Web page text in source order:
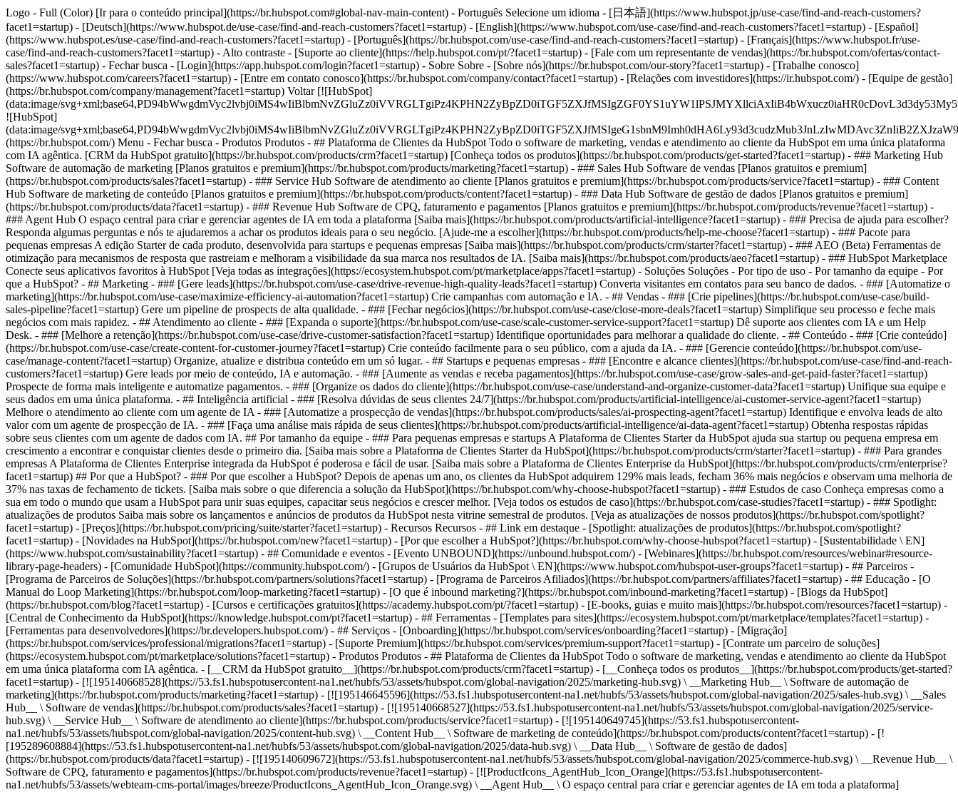
Logo - Full (Color) [Ir para o conteúdo principal](https://br.hubspot.com#global-nav-main-content) - Português Selecione um idioma - [日本語](https://www.hubspot.jp/use-case/find-and-reach-customers?
facet1=startup) - [Deutsch](https://www.hubspot.de/use-case/find-and-reach-customers?facet1=startup) - [English](https://www.hubspot.com/use-case/find-and-reach-customers?facet1=startup) - [Español]
(https://www.hubspot.es/use-case/find-and-reach-customers?facet1=startup) - [Português](https://br.hubspot.com/use-case/find-and-reach-customers?facet1=startup) - [Français](https://www.hubspot.fr/use-
case/find-and-reach-customers?facet1=startup) - Alto contraste - [Suporte ao cliente](https://help.hubspot.com/pt/?facet1=startup) - [Fale com um representante de vendas](https://br.hubspot.com/ofertas/contact-
sales?facet1=startup) - Fechar busca - [Login](https://app.hubspot.com/login?facet1=startup) - Sobre Sobre - [Sobre nós](https://br.hubspot.com/our-story?facet1=startup) - [Trabalhe conosco]
(https://www.hubspot.com/careers?facet1=startup) - [Entre em contato conosco](https://br.hubspot.com/company/contact?facet1=startup) - [Relações com investidores](https://ir.hubspot.com/) - [Equipe de gestão]
(https://br.hubspot.com/company/management?facet1=startup) Voltar [![HubSpot]
(data:image/
![HubSpot]
(data:image/
(https://br.hubspot.com/) Menu - Fechar busca - Produtos Produtos - ## Plataforma de Clientes da HubSpot Todo o software de marketing, vendas e atendimento ao cliente da HubSpot em uma única plataforma
com IA agêntica. [CRM da HubSpot gratuito](https://br.hubspot.com/products/crm?facet1=startup) [Conheça todos os produtos](https://br.hubspot.com/products/get-started?facet1=startup) - ### Marketing Hub
Software de automação de marketing [Planos gratuitos e premium](https://br.hubspot.com/products/marketing?facet1=startup) - ### Sales Hub Software de vendas [Planos gratuitos e premium]
(https://br.hubspot.com/products/sales?facet1=startup) - ### Service Hub Software de atendimento ao cliente [Planos gratuitos e premium](https://br.hubspot.com/products/service?facet1=startup) - ### Content
Hub Software de marketing de conteúdo [Planos gratuitos e premium](https://br.hubspot.com/products/content?facet1=startup) - ### Data Hub Software de gestão de dados [Planos gratuitos e premium]
(https://br.hubspot.com/products/data?facet1=startup) - ### Revenue Hub Software de CPQ, faturamento e pagamentos [Planos gratuitos e premium](https://br.hubspot.com/products/revenue?facet1=startup) -
### Agent Hub O espaço central para criar e gerenciar agentes de IA em toda a plataforma [Saiba mais](https://br.hubspot.com/products/artificial-intelligence?facet1=startup) - ### Precisa de ajuda para escolher?
Responda algumas perguntas e nós te ajudaremos a achar os produtos ideais para o seu negócio. [Ajude-me a escolher](https://br.hubspot.com/products/help-me-choose?facet1=startup) - ### Pacote para
pequenas empresas A edição Starter de cada produto, desenvolvida para startups e pequenas empresas [Saiba mais](https://br.hubspot.com/products/crm/starter?facet1=startup) - ### AEO (Beta) Ferramentas de
otimização para mecanismos de resposta que rastreiam e melhoram a visibilidade da sua marca nos resultados de IA. [Saiba mais](https://br.hubspot.com/products/aeo?facet1=startup) - ### HubSpot Marketplace
Conecte seus aplicativos favoritos à HubSpot [Veja todas as integrações](https://ecosystem.hubspot.com/pt/marketplace/apps?facet1=startup) - Soluções Soluções - Por tipo de uso - Por tamanho da equipe - Por
que a HubSpot? - ## Marketing - ### [Gere leads](https://br.hubspot.com/use-case/drive-revenue-high-quality-leads?facet1=startup) Converta visitantes em contatos para seu banco de dados. - ### [Automatize o
marketing](https://br.hubspot.com/use-case/maximize-efficiency-ai-automation?facet1=startup) Crie campanhas com automação e IA. - ## Vendas - ### [Crie pipelines](https://br.hubspot.com/use-case/build-
sales-pipeline?facet1=startup) Gere um pipeline de prospects de alta qualidade. - ### [Fechar negócios](https://br.hubspot.com/use-case/close-more-deals?facet1=startup) Simplifique seu processo e feche mais
negócios com mais rapidez. - ## Atendimento ao cliente - ### [Expanda o suporte](https://br.hubspot.com/use-case/scale-customer-service-support?facet1=startup) Dê suporte aos clientes com IA e um Help
Desk. - ### [Melhore a retenção](https://br.hubspot.com/use-case/drive-customer-satisfaction?facet1=startup) Identifique oportunidades para melhorar a qualidade do cliente. - ## Conteúdo - ### [Crie conteúdo]
(https://br.hubspot.com/use-case/create-content-for-customer-journey?facet1=startup) Crie conteúdo facilmente para o seu público, com a ajuda da IA. - ### [Gerencie conteúdo](https://br.hubspot.com/use-
case/manage-content?facet1=startup) Organize, atualize e distribua conteúdo em um só lugar. - ## Startups e pequenas empresas - ### [Encontre e alcance clientes](https://br.hubspot.com/use-case/find-and-reach-
customers?facet1=startup) Gere leads por meio de conteúdo, IA e automação. - ### [Aumente as vendas e receba pagamentos](https://br.hubspot.com/use-case/grow-sales-and-get-paid-faster?facet1=startup)
Prospecte de forma mais inteligente e automatize pagamentos. - ### [Organize os dados do cliente](https://br.hubspot.com/use-case/understand-and-organize-customer-data?facet1=startup) Unifique sua equipe e
seus dados em uma única plataforma. - ## Inteligência artificial - ### [Resolva dúvidas de seus clientes 24/7](https://br.hubspot.com/products/artificial-intelligence/ai-customer-service-agent?facet1=startup)
Melhore o atendimento ao cliente com um agente de IA - ### [Automatize a prospecção de vendas](https://br.hubspot.com/products/sales/ai-prospecting-agent?facet1=startup) Identifique e envolva leads de alto
valor com um agente de prospecção de IA. - ### [Faça uma análise mais rápida de seus clientes](https://br.hubspot.com/products/artificial-intelligence/ai-data-agent?facet1=startup) Obtenha respostas rápidas
sobre seus clientes com um agente de dados com IA. ## Por tamanho da equipe - ### Para pequenas empresas e startups A Plataforma de Clientes Starter da HubSpot ajuda sua startup ou pequena empresa em
crescimento a encontrar e conquistar clientes desde o primeiro dia. [Saiba mais sobre a Plataforma de Clientes Starter da HubSpot](https://br.hubspot.com/products/crm/starter?facet1=startup) - ### Para grandes
empresas A Plataforma de Clientes Enterprise integrada da HubSpot é poderosa e fácil de usar. [Saiba mais sobre a Plataforma de Clientes Enterprise da HubSpot](https://br.hubspot.com/products/crm/enterprise?
facet1=startup) ## Por que a HubSpot? - ### Por que escolher a HubSpot? Depois de apenas um ano, os clientes da HubSpot adquirem 129% mais leads, fecham 36% mais negócios e observam uma melhoria de
37% nas taxas de fechamento de tickets. [Saiba mais sobre o que diferencia a solução da HubSpot](https://br.hubspot.com/why-choose-hubspot?facet1=startup) - ### Estudos de caso Conheça empresas como a
sua em todo o mundo que usam a HubSpot para unir suas equipes, capacitar seus negócios e crescer melhor. [Veja todos os estudos de caso](https://br.hubspot.com/case-studies?facet1=startup) - ### Spotlight:
atualizações de produtos Saiba mais sobre os lançamentos e anúncios de produtos da HubSpot nesta vitrine semestral de produtos. [Veja as atualizações de nossos produtos](https://br.hubspot.com/spotlight?
facet1=startup) - [Preços](https://br.hubspot.com/pricing/suite/starter?facet1=startup) - Recursos Recursos - ## Link em destaque - [Spotlight: atualizações de produtos](https://br.hubspot.com/spotlight?
facet1=startup) - [Novidades na HubSpot](https://br.hubspot.com/new?facet1=startup) - [Por que escolher a HubSpot?](https://br.hubspot.com/why-choose-hubspot?facet1=startup) - [Sustentabilidade \ EN]
(https://www.hubspot.com/sustainability?facet1=startup) - ## Comunidade e eventos - [Evento UNBOUND](https://unbound.hubspot.com/) - [Webinares](https://br.hubspot.com/resources/webinar#resource-
library-page-headers) - [Comunidade HubSpot](https://community.hubspot.com/) - [Grupos de Usuários da HubSpot \ EN](https://www.hubspot.com/hubspot-user-groups?facet1=startup) - ## Parceiros -
[Programa de Parceiros de Soluções](https://br.hubspot.com/partners/solutions?facet1=startup) - [Programa de Parceiros Afiliados](https://br.hubspot.com/partners/affiliates?facet1=startup) - ## Educação - [O
Manual do Loop Marketing](https://br.hubspot.com/loop-marketing?facet1=startup) - [O que é inbound marketing?](https://br.hubspot.com/inbound-marketing?facet1=startup) - [Blogs da HubSpot]
(https://br.hubspot.com/blog?facet1=startup) - [Cursos e certificações gratuitos](https://academy.hubspot.com/pt/?facet1=startup) - [E-books, guias e muito mais](https://br.hubspot.com/resources?facet1=startup) -
[Central de Conhecimento da HubSpot](https://knowledge.hubspot.com/pt?facet1=startup) - ## Ferramentas - [Templates para sites](https://ecosystem.hubspot.com/pt/marketplace/templates?facet1=startup) -
[Ferramentas para desenvolvedores](https://br.developers.hubspot.com/) - ## Serviços - [Onboarding](https://br.hubspot.com/services/onboarding?facet1=startup) - [Migração]
(https://br.hubspot.com/services/professional/migrations?facet1=startup) - [Suporte Premium](https://br.hubspot.com/services/premium-support?facet1=startup) - [Contrate um parceiro de soluções]
(https://ecosystem.hubspot.com/pt/marketplace/solutions?facet1=startup) - Produtos Produtos - ## Plataforma de Clientes da HubSpot Todo o software de marketing, vendas e atendimento ao cliente da HubSpot em uma única plataforma com IA agêntica. - [__CRM da HubSpot gratuito__](https://br.hubspot.com/products/crm?facet1=startup) - [__Conheça todos os produtos__](https://br.hubspot.com/products/get-started?facet1=startup) - [![195140668528](https://53.fs1.hubspotusercontent-na1.net/hubfs/53/assets/hubspot.com/global-navigation/2025/marketing-hub.svg) \ __Marketing Hub__ \ Software de automação de marketing](https://br.hubspot.com/products/marketing?facet1=startup) - [![195146645596](https://53.fs1.hubspotusercontent-na1.net/hubfs/53/assets/hubspot.com/global-navigation/2025/sales-hub.svg) \ __Sales Hub__ \ Software de vendas](https://br.hubspot.com/products/sales?facet1=startup) - [![195140668527](https://53.fs1.hubspotusercontent-na1.net/hubfs/53/assets/hubspot.com/global-navigation/2025/service-hub.svg) \ __Service Hub__ \ Software de atendimento ao cliente](https://br.hubspot.com/products/service?facet1=startup) - [![195140649745](https://53.fs1.hubspotusercontent-na1.net/hubfs/53/assets/hubspot.com/global-navigation/2025/content-hub.svg) \ __Content Hub__ \ Software de marketing de conteúdo](https://br.hubspot.com/products/content?facet1=startup) - [![195289608884](https://53.fs1.hubspotusercontent-na1.net/hubfs/53/assets/hubspot.com/global-navigation/2025/data-hub.svg) \ __Data Hub__ \ Software de gestão de dados](https://br.hubspot.com/products/data?facet1=startup) - [![195140609672](https://53.fs1.hubspotusercontent-na1.net/hubfs/53/assets/hubspot.com/global-navigation/2025/commerce-hub.svg) \ __Revenue Hub__ \ Software de CPQ, faturamento e pagamentos](https://br.hubspot.com/products/revenue?facet1=startup) - [![ProductIcons_AgentHub_Icon_Orange](https://53.fs1.hubspotusercontent-na1.net/hubfs/53/assets/webteam-cms-portal/images/breeze/ProductIcons_AgentHub_Icon_Orange.svg) \ __Agent Hub__ \ O espaço central para criar e gerenciar agentes de IA em toda a plataforma](https://br.hubspot.com/products/artificial-intelligence?facet1=startup) - [![188619147390](https://53.fs1.hubspotusercontent-na1.net/hubfs/53/assets/hubspot.com/global-navigation/help-me-choose-tool.svg) \ __Precisa de ajuda para escolher?__ \ Responda algumas perguntas e nós te ajudaremos a achar os produtos ideais para o seu negócio.](https://br.hubspot.com/products/help-me-choose?facet1=startup) - [![195140649746](https://53.fs1.hubspotusercontent-na1.net/hubfs/53/assets/hubspot.com/global-navigation/2025/small-business.svg) \ __Pacote para pequenas empresas__ \ A edição Starter de cada produto, desenvolvida para startups e pequenas empresas](https://br.hubspot.com/products/crm/starter?facet1=startup) - [![210646671655](https://53.fs1.hubspotusercontent-na1.net/hubfs/53/assets/hubspot.com/global-navigation/2025/aeo.svg) \ __AEO (Beta)__ \ Ferramentas de otimização para mecanismos de resposta que rastreiam e melhoram a visibilidade da sua marca nos resultados de IA.](https://br.hubspot.com/products/aeo?facet1=startup) - [![195140649747](https://53.fs1.hubspotusercontent-na1.net/hubfs/53/assets/hubspot.com/global-navigation/2025/app-marketplace.svg) \ __HubSpot Marketplace__ \ Conecte seus aplicativos favoritos à HubSpot](https://ecosystem.hubspot.com/pt/marketplace/apps?facet1=startup) - Soluções Soluções - Por tipo de uso - ## Marketing - [Gere leads](https://br.hubspot.com/use-case/drive-revenue-high-quality-leads?facet1=startup) - [Automatize o marketing](https://br.hubspot.com/use-case/maximize-efficiency-ai-automation?facet1=startup) - ## Vendas - [Crie pipelines](https://br.hubspot.com/use-case/build-sales-pipeline?facet1=startup) - [Fechar negócios](https://br.hubspot.com/use-case/close-more-deals?facet1=startup) - ## Atendimento ao cliente - [Expanda o suporte](https://br.hubspot.com/use-case/scale-customer-service-support?facet1=startup) - [Melhore a retenção](https://br.hubspot.com/use-case/drive-customer-satisfaction?facet1=startup) - ## Conteúdo - [Crie conteúdo](https://br.hubspot.com/use-case/create-content-for-customer-journey?facet1=startup) - [Gerencie conteúdo](https://br.hubspot.com/use-case/manage-content?facet1=startup) - ## Startups e pequenas empresas - [Encontre e alcance clientes](https://br.hubspot.com/use-case/find-and-reach-customers?facet1=startup) - [Aumente as vendas e receba pagamentos](https://br.hubspot.com/use-case/grow-sales-and-get-paid-faster?facet1=startup) - [Organize os dados do cliente](https://br.hubspot.com/use-case/understand-and-organize-customer-data?facet1=startup) - ## Inteligência artificial - [Resolva dúvidas de seus clientes 24/7](https://br.hubspot.com/products/artificial-intelligence/ai-customer-service-agent?facet1=startup) - [Automatize a prospecção de vendas](https://br.hubspot.com/products/sales/ai-prospecting-agent?facet1=startup) - [Faça uma análise mais rápida de seus clientes](https://br.hubspot.com/products/artificial-intelligence/ai-data-agent?facet1=startup) - Por tamanho da equipe - ## Por tamanho da equipe - ![195309752641](https://53.fs1.hubspotusercontent-na1.net/hub/53/hubfs/assets/hubspot.com/global-navigation/2025/Small%20Businesses%20%26%20Start%20ups.webp?%20Start%20ups.webp&width=1035&height=450&name=Small%20Businesses%20%26%20Start%20ups.webp%3F%20Start%20ups.webp) ### Para pequenas empresas e startups A Plataforma de Clientes Starter da HubSpot ajuda sua startup ou pequena empresa em crescimento a encontrar e conquistar clientes desde o primeiro dia. [Saiba mais sobre a Plataforma de Clientes Starter da HubSpot](https://br.hubspot.com/products/crm/starter?facet1=startup) - ![195309752642](https://53.fs1.hubspotusercontent-na1.net/hub/53/hubfs/assets/hubspot.com/global-navigation/2025/Enterprise.webp?width=1035&height=450&name=Enterprise.webp) ### Para grandes empresas A Plataforma de Clientes Enterprise integrada da HubSpot é poderosa e fácil de usar. [Saiba mais sobre a Plataforma de Clientes Enterprise da HubSpot](https://br.hubspot.com/products/crm/enterprise?facet1=startup) - Por que a HubSpot? - ## Por que a HubSpot? - ![195309752643](https://53.fs1.hubspotusercontent-na1.net/hub/53/hubfs/assets/hubspot.com/global-navigation/2025/Why%20Choose%20HubSpot.webp?width=1035&height=450&name=Why%20Choose%20HubSpot.webp) ### Por que escolher a HubSpot? Depois de apenas um ano, os clientes da HubSpot adquirem 129% mais leads, fecham 36% mais negócios e observam uma melhoria de 37% nas taxas de fechamento de tickets. [Saiba mais sobre o que diferencia a solução da HubSpot](https://br.hubspot.com/why-choose-hubspot?facet1=startup) - ![195303448595](https://53.fs1.hubspotusercontent-na1.net/hub/53/hubfs/assets/hubspot.com/global-navigation/2025/Case%20Studies.webp?width=1035&height=450&name=Case%20Studies.webp) ### Estudos de caso Conheça empresas como a sua em todo o mundo que usam a HubSpot para unir suas equipes, capacitar seus negócios e crescer melhor. [Veja todos os estudos de caso](https://br.hubspot.com/case-studies?facet1=startup) - ![191228329371](https://53.fs1.hubspotusercontent-na1.net/hub/53/hubfs/spotlight_resized_518x225.png?width=518&height=225&name=spotlight_resized_518x225.png) ### Spotlight: atualizações de produtos Saiba mais sobre os lançamentos e anúncios de produtos da HubSpot nesta vitrine semestral de produtos. [Veja as atualizações de nossos produtos](https://br.hubspot.com/spotlight?facet1=startup) - [Preços](https://br.hubspot.com/pricing/suite/starter?facet1=startup) - Recursos Recursos - ## Link em destaque - [Spotlight: atualizações de produtos](https://br.hubspot.com/spotlight?facet1=startup) - [Novidades na HubSpot](https://br.hubspot.com/new?facet1=startup) - [Por que escolher a HubSpot?](https://br.hubspot.com/why-choose-hubspot?facet1=startup) - [Sustentabilidade \ EN](https://www.hubspot.com/sustainability?facet1=startup) - ## Comunidade e eventos - [Evento UNBOUND](https://unbound.hubspot.com/) - [Webinares](https://br.hubspot.com/resources/webinar#resource-library-page-headers) - [Comunidade HubSpot](https://community.hubspot.com/) - [Grupos de Usuários da HubSpot \ EN](https://www.hubspot.com/hubspot-user-groups?facet1=startup) - ## Parceiros - [Programa de Parceiros de Soluções](https://br.hubspot.com/partners/solutions?facet1=startup) - [Programa de Parceiros Afiliados](https://br.hubspot.com/partners/affiliates?facet1=startup) - ## Educação - [O Manual do Loop Marketing](https://br.hubspot.com/loop-marketing?facet1=startup) - [O que é inbound marketing?](https://br.hubspot.com/inbound-marketing?facet1=startup) - [Blogs da HubSpot](https://br.hubspot.com/blog?facet1=startup) - [Cursos e certificações gratuitos](https://academy.hubspot.com/pt/?facet1=startup) - [E-books, guias e muito mais](https://br.hubspot.com/resources?facet1=startup) - [Central de Conhecimento da HubSpot](https://knowledge.hubspot.com/pt?facet1=startup) - ## Ferramentas - [Templates para sites](https://ecosystem.hubspot.com/pt/marketplace/templates?facet1=startup) - [Ferramentas para desenvolvedores](https://br.developers.hubspot.com/) - ## Serviços - [Onb